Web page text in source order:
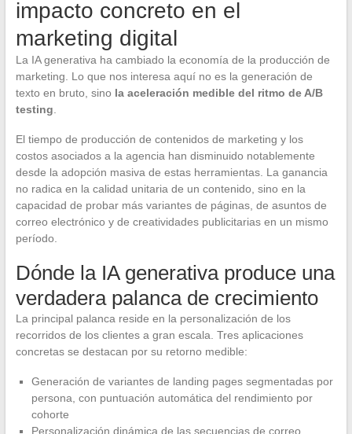
impacto concreto en el
marketing digital
La IA generativa ha cambiado la economía de la producción de
marketing. Lo que nos interesa aquí no es la generación de
texto en bruto, sino la aceleración medible del ritmo de A/B
testing
El tiempo de producción de contenidos de marketing y los
costos asociados a la agencia han disminuido notablemente
desde la adopción masiva de estas herramientas. La ganancia
no radica en la calidad unitaria de un contenido, sino en la
capacidad de probar más variantes de páginas, de asuntos de
correo electrónico y de creatividades publicitarias en un mismo
período.
Dónde la IA generativa produce una
verdadera palanca de crecimiento
La principal palanca reside en la personalización de los
recorridos de los clientes a gran escala. Tres aplicaciones
concretas se destacan por su retorno medible:
Generación de variantes de landing pages segmentadas por
persona, con puntuación automática del rendimiento por
cohorte
Personalización dinámica de las secuencias de correo